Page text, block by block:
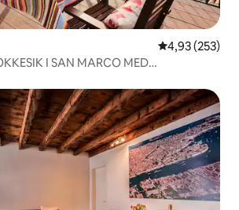
4,93 ud af 5 i
4,93 (253)
I SAN MARCO MED